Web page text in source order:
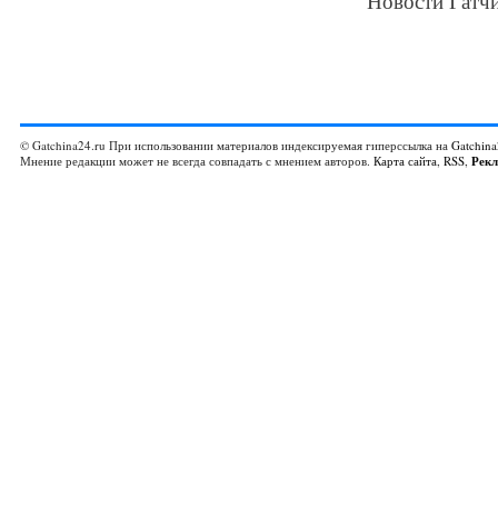
© Gatchina24.ru При использовании материалов индексируемая гиперссылка на
Мнение редакции может не всегда совпадать с мнением авторов. Карта сайта, RSS,